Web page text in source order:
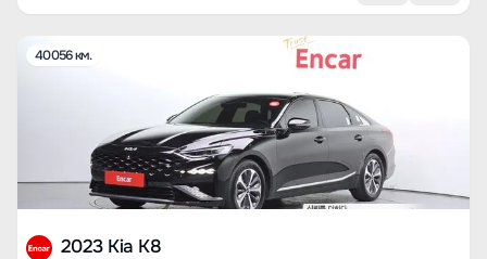
40056 км.
2023 Kia K8